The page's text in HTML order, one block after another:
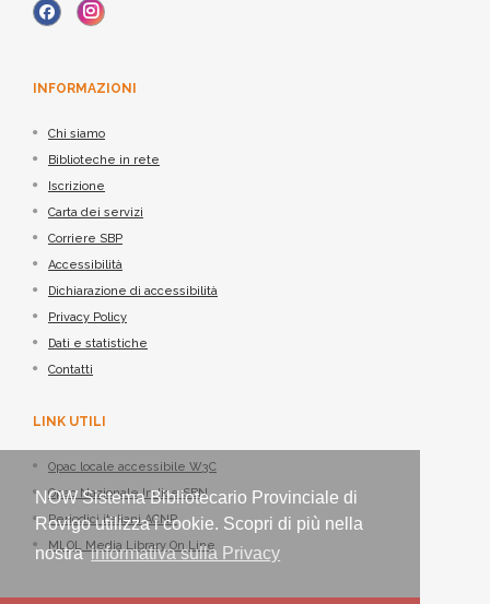
NOW Sistema Bibliotecario Provinciale di
Rovigo utilizza i cookie. Scopri di più nella
nostrainformativa sulla Privacy
INFORMAZIONI
Chi siamo
Biblioteche in rete
Iscrizione
Carta dei servizi
Corriere SBP
Accessibilità
Dichiarazione di accessibilità
Privacy Policy
Dati e statistiche
Contatti
LINK UTILI
Opac locale accessibile W3C
Opac Nazionale Indice SBN
Periodici italiani ACNP
MLOL Media Library On Line